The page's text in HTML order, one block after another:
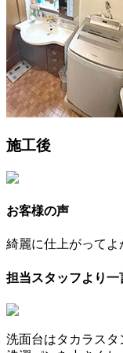
施工後
お客様の声
綺麗に仕上がってよ
担当スタッフより一
洗面台はタカラスタ